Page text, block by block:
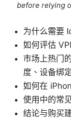
before relying
为什么需要
如何评估
市场上热门
度、设备绑定
如何在
使用中的常
结论与购买